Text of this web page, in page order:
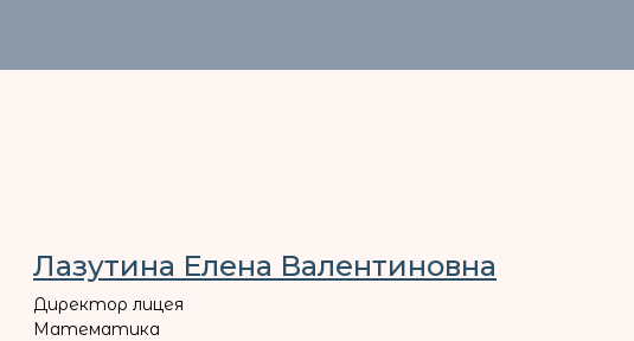
Лазутина Елена Валентиновна
Директор лицея
Математика